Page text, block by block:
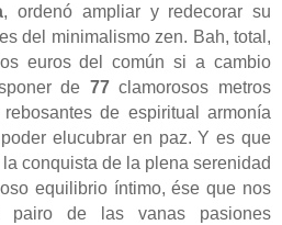
, ordenó ampliar y redecorar su
del minimalismo zen. Bah, total,
euros del común si a cambio
de 77clamorosos metros
de espiritual armonía
elucubrar en paz. Y es que
la conquista de la plena serenidad
equilibrio íntimo, ése que nos
pairo de las vanas pasiones